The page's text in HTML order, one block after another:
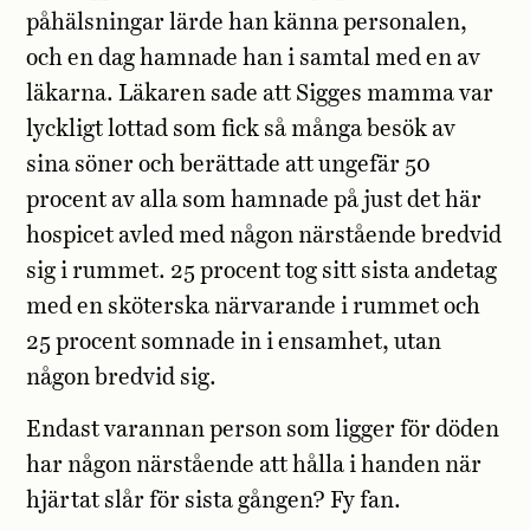
påhälsningar lärde han känna personalen,
och en dag hamnade han i samtal med en av
läkarna. Läkaren sade att Sigges mamma var
lyckligt lottad som fick så många besök av
sina söner och berättade att ungefär 50
procent av alla som hamnade på just det här
hospicet avled med någon närstående bredvid
sig i rummet. 25 procent tog sitt sista andetag
med en sköterska närvarande i rummet och
25 procent somnade in i ensamhet, utan
någon bredvid sig.
Endast varannan person som ligger för döden
har någon närstående att hålla i handen när
hjärtat slår för sista gången? Fy fan.